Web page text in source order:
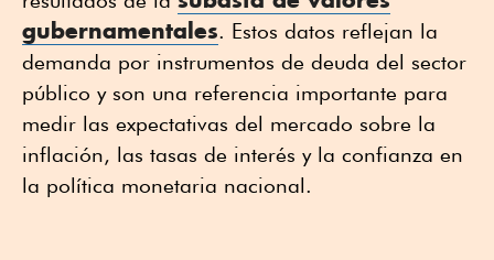
gubernamentales. Estos datos reflejan la
demanda por instrumentos de deuda del sector
público y son una referencia importante para
medir las expectativas del mercado sobre la
inflación, las tasas de interés y la confianza en
la política monetaria nacional.